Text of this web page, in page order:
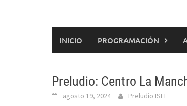
INICIO PROGRAMACIÓN
Preludio: Centro La
agosto 19, 2024 Preludio ISEF